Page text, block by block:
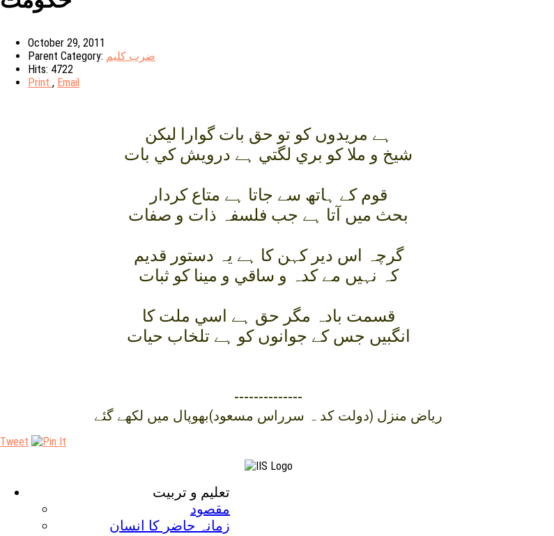
October 29, 2011
Parent Category: ضرب کلیم
Hits: 4722
Print , Email
ہے مريدوں کو تو حق بات گوارا ليکن
شيخ و ملا کو بري لگتي ہے درويش کي بات
قوم کے ہاتھ سے جاتا ہے متاع کردار
بحث ميں آتا ہے جب فلسفہ ذات و صفات
گرچہ اس دير کہن کا ہے يہ دستور قديم
کہ نہيں مے کدہ و ساقي و مينا کو ثبات
قسمت بادہ مگر حق ہے اسي ملت کا
انگبيں جس کے جوانوں کو ہے تلخاب حيات
--------------
رياض منزل (دولت کد ہ سرراس مسعود)بھوپال ميں لکھے گئے
Tweet
تعليم و تربيت
مقصود
زمانہ حاضر کا انسان